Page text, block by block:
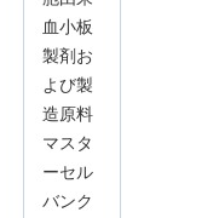
血小板
製剤お
よび製
造原料
マスタ
ーセル
バンク